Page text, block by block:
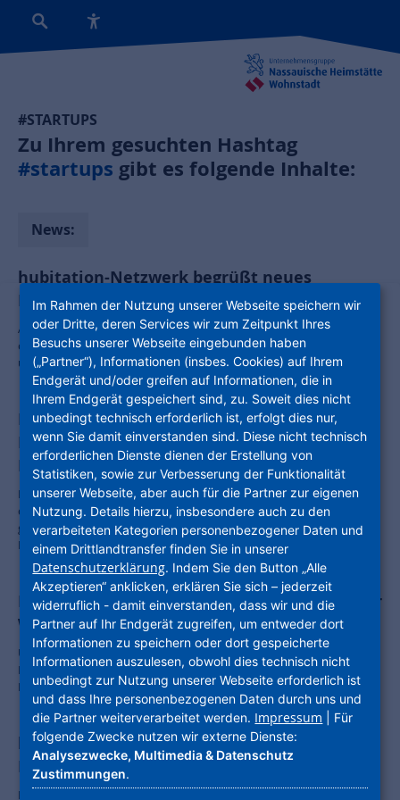
#STARTUPS
Zu Ihrem gesuchten Hashtag
#startups gibt es folgende Inhalte:
News:
hubitation-Netzwerk begrüßt neues
Mitglied
Aachener Siedlungs- und Wohnungsgesellschaft beim Roundtable
offiziell vorgestellt / Startup-Accelerator der NHW fördert Innovation
und Nachhaltigkeit
Innovation im Fokus: hubitation zu Gast bei
L’Immo – dem Podcast für die
Immobilienwirtschaft
Klimaneutralität, Wohnraummangel, demografischer Wandel – in
der Wohnungswirtschaft sind neue Ansätze und kreative Lösungen
gefragter denn je. DW-Chefredakteurin Iris Jachertz hat darüber im
L'Immo-Podcast mit Frieda Gresch und Sebastian Jung gesprochen.
Partnerschaft für mehr Digitalisierung in der
Wohnungswirtschaft
Unternehmensgruppe Nassauische Heimstätte | Wohnstadt und
Kompetenzzentrum DigiWoh unterzeichnen Rahmenvertrag / Ziel:
Erfahrungen teilen, Innovationen fördern
hubitation und die NHW: eine
Erfolgsgeschichte zum Zuhören
Innovation und Wohnungswirtschaft passen nicht zusammen? Von
Im Rahmen der Nutzung unserer Webseite speichern wir
oder Dritte, deren Services wir zum Zeitpunkt Ihres
Besuchs unserer Webseite eingebunden haben
(„Partner“), Informationen (insbes. Cookies) auf Ihrem
Endgerät und/oder greifen auf Informationen, die in
Ihrem Endgerät gespeichert sind, zu. Soweit dies nicht
unbedingt technisch erforderlich ist, erfolgt dies nur,
wenn Sie damit einverstanden sind. Diese nicht technisch
erforderlichen Dienste dienen der Erstellung von
Statistiken, sowie zur Verbesserung der Funktionalität
unserer Webseite, aber auch für die Partner zur eigenen
Nutzung. Details hierzu, insbesondere auch zu den
verarbeiteten Kategorien personenbezogener Daten und
einem Drittlandtransfer finden Sie in unserer
Datenschutzerklärung. Indem Sie den Button „Alle
Akzeptieren“ anklicken, erklären Sie sich – jederzeit
widerruflich - damit einverstanden, dass wir und die
Partner auf Ihr Endgerät zugreifen, um entweder dort
Informationen zu speichern oder dort gespeicherte
Informationen auszulesen, obwohl dies technisch nicht
unbedingt zur Nutzung unserer Webseite erforderlich ist
und dass Ihre personenbezogenen Daten durch uns und
die Partner weiterverarbeitet werden. Impressum | Für
folgende Zwecke nutzen wir externe Dienste:
Analysezwecke, Multimedia & Datenschutz
Zustimmungen.